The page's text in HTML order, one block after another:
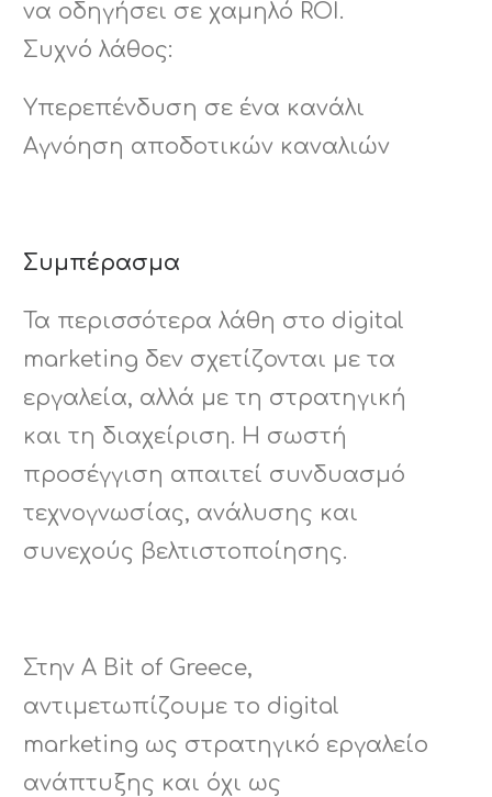
να οδηγήσει σε χαμηλό ROI.
Συχνό λάθος:
Υπερεπένδυση σε ένα κανάλι
Αγνόηση αποδοτικών καναλιών
Συμπέρασμα
Τα περισσότερα λάθη στο digital
marketing δεν σχετίζονται με τα
εργαλεία, αλλά με τη στρατηγική
και τη διαχείριση. Η σωστή
προσέγγιση απαιτεί συνδυασμό
τεχνογνωσίας, ανάλυσης και
συνεχούς βελτιστοποίησης.
Στην A Bit of Greece,
αντιμετωπίζουμε το digital
marketing ως στρατηγικό εργαλείο
ανάπτυξης και όχι ως